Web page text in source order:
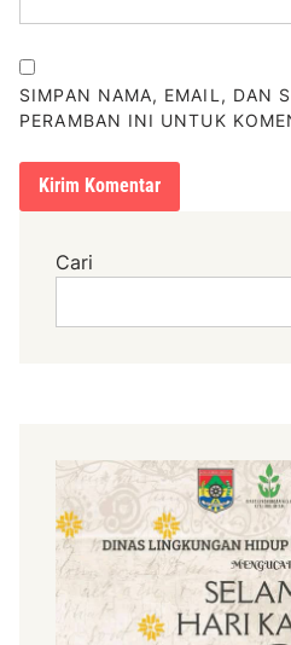
SIMPAN NAMA, EMAIL, DAN
PERAMBAN INI UNTUK
Cari